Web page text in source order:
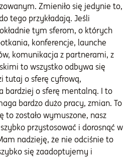
Zmieniło się jedynie to,
tego przykładają. Jeśli
tym sferom, o których
konferencje, launche
komunikacja z partnerami, z
to wszystko odbywa się
tutaj o sferę cyfrową,
bardziej o sferę mentalną. I to
bardzo dużo pracy, zmian. To
to zostało wymuszone, nasz
przystosować i dorosnąć w
nadzieję, że nie odciśnie to
się zaadoptujemy i